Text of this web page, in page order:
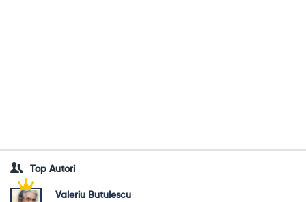
Top Autori
Valeriu Butulescu